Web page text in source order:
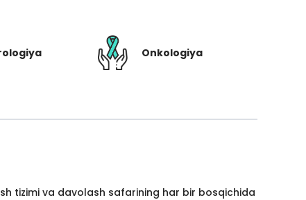
Onkologiya
tizimi va davolash safarining har bir bosqichida